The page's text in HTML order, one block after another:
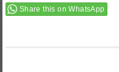
Share this on WhatsApp